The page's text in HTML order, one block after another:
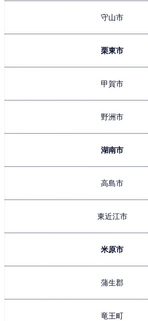
守山市
栗東市
甲賀市
野洲市
湖南市
高島市
東近江市
米原市
蒲生郡
竜王町